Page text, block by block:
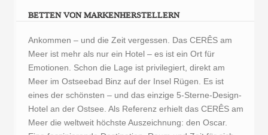
BETTEN VON MARKENHERSTELLERN
Ankommen – und die Zeit vergessen. Das CERÊS am
Meer ist mehr als nur ein Hotel – es ist ein Ort für
Emotionen. Schon die Lage ist privilegiert, direkt am
Meer im Ostseebad Binz auf der Insel Rügen. Es ist
eines der schönsten – und das einzige 5-Sterne-Design-
Hotel an der Ostsee. Als Referenz erhielt das CERÊS am
Meer die weltweit höchste Auszeichnung: den Oscar.